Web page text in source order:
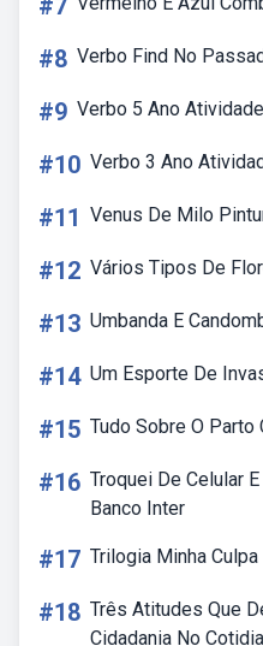
#7
#8 Verbo Find No
#9 Verbo 5 Ano Atividade
#10 Verbo 3 Ano
#11 Venus De Milo
#12 Vários Tipos De
#13 Umbanda E
#14 Um Esporte De
#15 Tudo Sobre O Parto
#16 Troquei De Celular
Banco Inter
#17 Trilogia Minha
#18 Três Atitudes Que
Cidadania No